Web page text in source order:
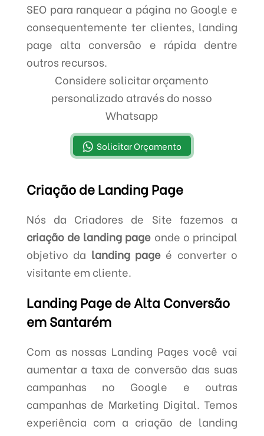
SEO para ranquear a página no Google e
consequentemente ter clientes, landing
page alta conversão e rápida dentre
outros recursos.
Considere solicitar orçamento
personalizado através do nosso
Whatsapp
Solicitar Orçamento
Criação de Landing Page
Nós da Criadores de Site fazemos a
criação de landing page onde o principal
objetivo da landing page é converter o
visitante em cliente.
Landing Page de Alta Conversão
em Santarém
Com as nossas Landing Pages você vai
aumentar a taxa de conversão das suas
campanhas no Google e outras
campanhas de Marketing Digital. Temos
experiência com a criação de landing